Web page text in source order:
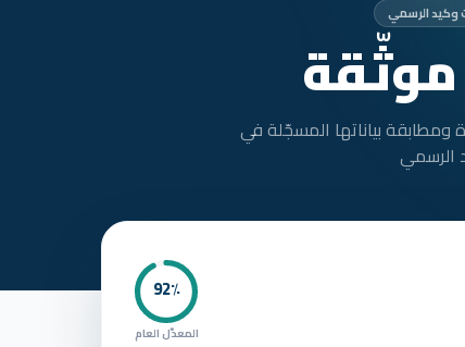
الرسمي
بياناتها المسجّلة في
الرسمي
92٪
المعدّل العام